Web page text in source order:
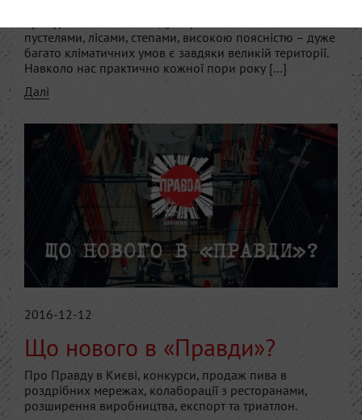
пустелями, лісами, степами, високою поясністю – дуже
багато кліматичних умов є завдяки великій території.
Навколо нас практично кожної пори року […]
Далі
2016-12-12
Що нового в «Правди»?
Про Правду в Києві, конкурси, продаж пива в
роздрібних мережах, колаборації з ресторанами,
розширення виробництва, експорт та триатлон.